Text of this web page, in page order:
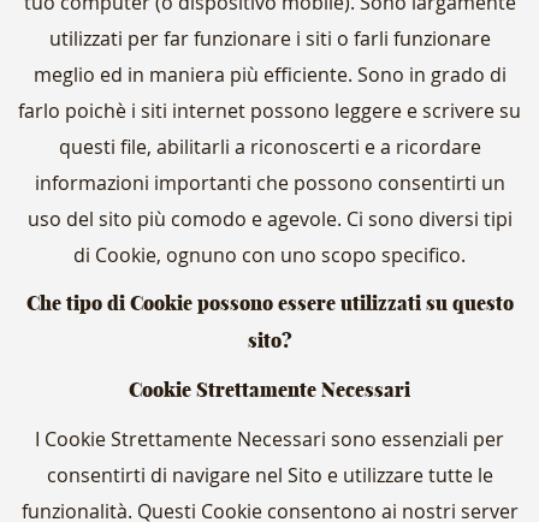
utilizzati per far funzionare i siti o farli funzionare
meglio ed in maniera più efficiente. Sono in grado di
farlo poichè i siti internet possono leggere e scrivere su
questi file, abilitarli a riconoscerti e a ricordare
informazioni importanti che possono consentirti un
uso del sito più comodo e agevole. Ci sono diversi tipi
di Cookie, ognuno con uno scopo specifico.
Che tipo di Cookie possono essere utilizzati su questo
sito?
Cookie Strettamente Necessari
I Cookie Strettamente Necessari sono essenziali per
consentirti di navigare nel Sito e utilizzare tutte le
funzionalità. Questi Cookie consentono ai nostri server